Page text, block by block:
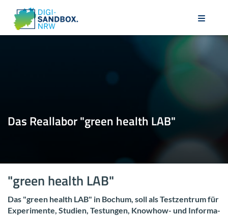
Das Re­al­la­bor "green health LAB"
"green health LAB"
Das "green health LAB" in Bo­chum, soll als Test­zen­trum für
Ex­pe­ri­men­te, Stu­di­en, Tes­tun­gen, Knowhow-​ und In­for­ma­